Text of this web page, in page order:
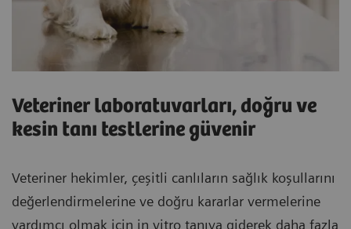
Veteriner laboratuvarları, doğru ve
kesin tanı testlerine güvenir
Veteriner hekimler, çeşitli canlıların sağlık koşullarını
değerlendirmelerine ve doğru kararlar vermelerine
yardımcı olmak için in vitro tanıya giderek daha fazla